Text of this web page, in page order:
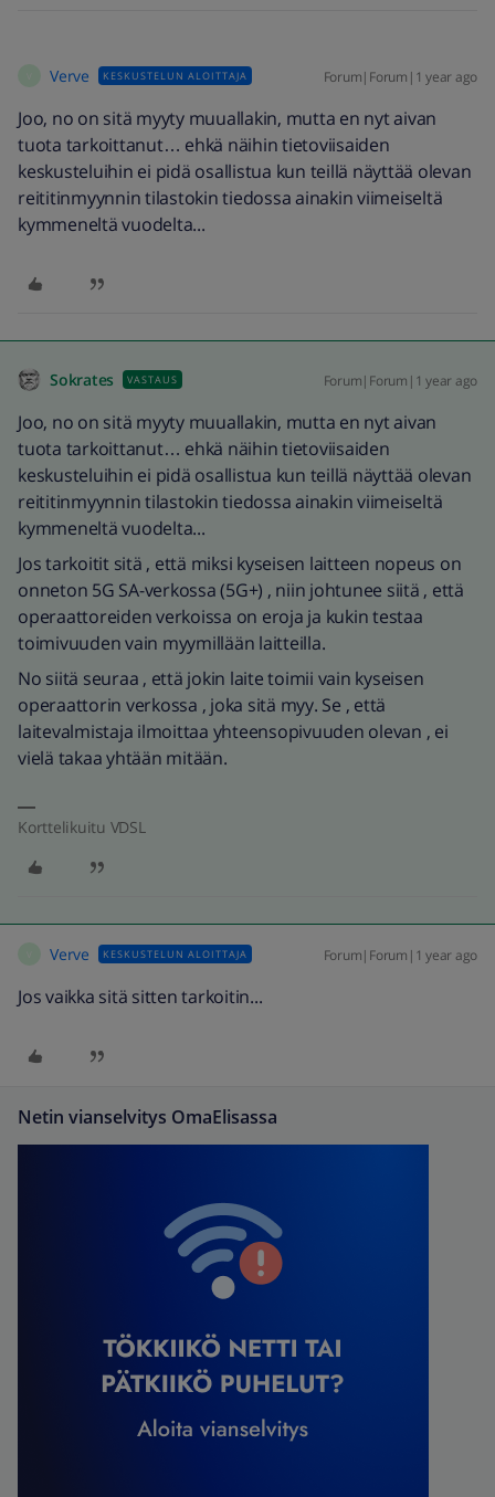
Verve KESKUSTELUN ALOITTAJA Forum|Forum|1 year ago
Joo, no on sitä myyty muuallakin, mutta en nyt aivan
tuota tarkoittanut… ehkä näihin tietoviisaiden
keskusteluihin ei pidä osallistua kun teillä näyttää olevan
reititinmyynnin tilastokin tiedossa ainakin viimeiseltä
kymmeneltä vuodelta...
Sokrates VASTAUS Forum|Forum|1 year ago
Joo, no on sitä myyty muuallakin, mutta en nyt aivan
tuota tarkoittanut… ehkä näihin tietoviisaiden
keskusteluihin ei pidä osallistua kun teillä näyttää olevan
reititinmyynnin tilastokin tiedossa ainakin viimeiseltä
kymmeneltä vuodelta...
Jos tarkoitit sitä , että miksi kyseisen laitteen nopeus on
onneton 5G SA-verkossa (5G+) , niin johtunee siitä , että
operaattoreiden verkoissa on eroja ja kukin testaa
toimivuuden vain myymillään laitteilla.
No siitä seuraa , että jokin laite toimii vain kyseisen
operaattorin verkossa , joka sitä myy. Se , että
laitevalmistaja ilmoittaa yhteensopivuuden olevan , ei
vielä takaa yhtään mitään.
Korttelikuitu VDSL
Verve KESKUSTELUN ALOITTAJA Forum|Forum|1 year ago
Jos vaikka sitä sitten tarkoitin...
Netin vianselvitys OmaElisassa